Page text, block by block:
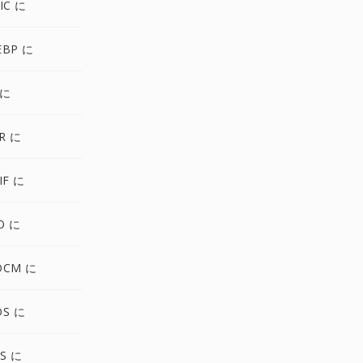
に
に
に
に
に
に
に
に